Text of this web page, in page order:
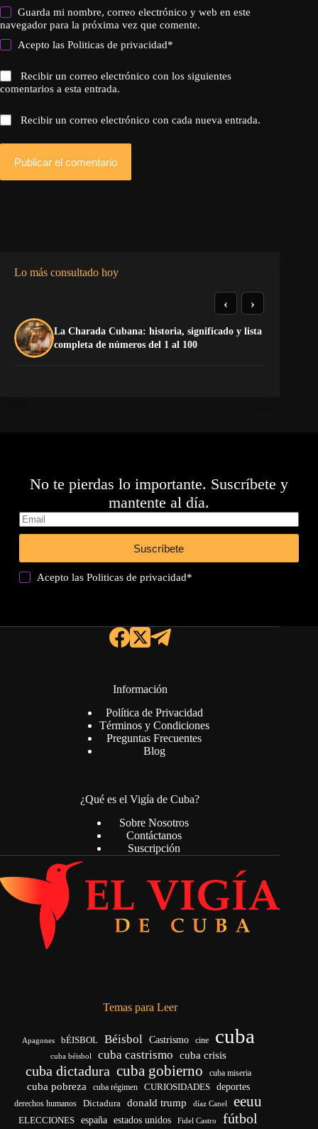
Guarda mi nombre, correo electrónico y web en este
navegador para la próxima vez que comente.
Acepto lasPoliticas de privacidad*
Recibir un correo electrónico con los siguientes
comentarios a esta entrada.
Recibir un correo electrónico con cada nueva entrada.
Publicar el comentario
Lo más consultado hoy
La Charada Cubana: historia, significado y lista
completa de números del 1 al 100
‹ ›
No te pierdas lo importante. Suscríbete y
mantente al día.
Suscríbete
Acepto lasPoliticas de privacidad*
Información
Política de Privacidad
Términos y Condiciones
Preguntas Frecuentes
Blog
¿Qué es el Vigía de Cuba?
Sobre Nosotros
Contáctanos
Suscripción
Temas para Leer
Apagones bÉISBOL Béisbol Castrismo cine cuba
cuba béisbol cuba castrismo cuba crisis
cuba dictadura cuba gobierno cuba miseria
cuba pobreza cuba régimen CURIOSIDADES deportes
derechos humanos Dictadura donald trump díaz Canel eeuu
ELECCIONES españa estados unidos Fidel Castro fútbol